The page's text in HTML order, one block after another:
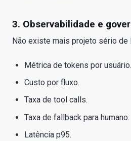
3. Observabilidade e
Não existe mais projeto sério de
Métrica de tokens por usuário.
Custo por fluxo.
Taxa de tool calls.
Taxa de fallback para humano.
Latência p95.